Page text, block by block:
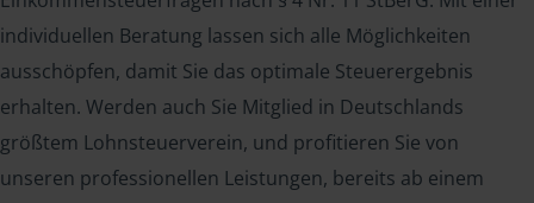
individuellen Beratung lassen sich alle Möglichkeiten
ausschöpfen, damit Sie das optimale Steuerergebnis
erhalten. Werden auch Sie Mitglied in Deutschlands
größtem Lohnsteuerverein, und profitieren Sie von
unseren professionellen Leistungen, bereits ab einem